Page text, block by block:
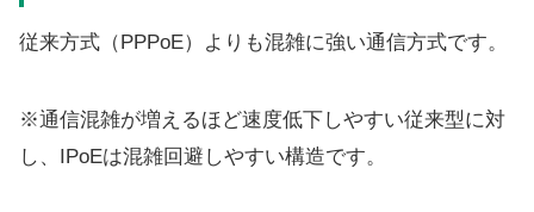
従来方式（PPPoE）よりも混雑に強い通信方式です。
※通信混雑が増えるほど速度低下しやすい従来型に対
し、IPoEは混雑回避しやすい構造です。